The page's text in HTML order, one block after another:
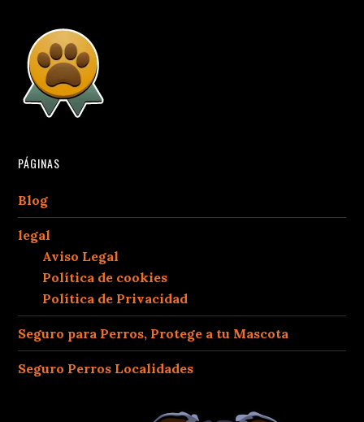
PÁGINAS
Blog
legal
Aviso Legal
Política de cookies
Política de Privacidad
Seguro para Perros, Protege a tu Mascota
Seguro Perros Localidades